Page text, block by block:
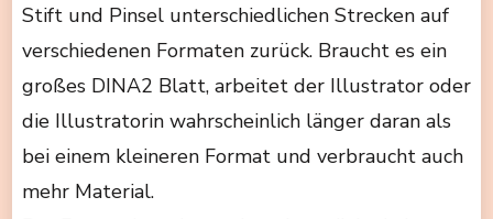
Stift und Pinsel unterschiedlichen Strecken auf
verschiedenen Formaten zurück. Braucht es ein
großes DINA2 Blatt, arbeitet der Illustrator oder
die Illustratorin wahrscheinlich länger daran als
bei einem kleineren Format und verbraucht auch
mehr Material.